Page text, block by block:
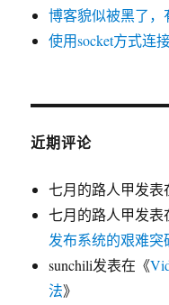
博客貌似被黑了，
使用socket方式连
近期评论
七月的路人甲发表
七月的路人甲发表
发布系统的艰难突
sunchili发表在《
法》